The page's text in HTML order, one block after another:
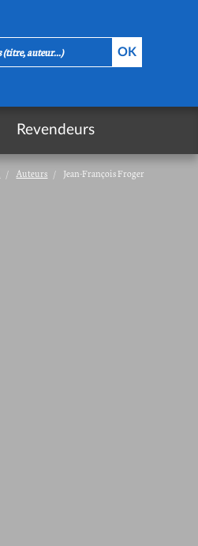
Auteurs Jean-François Froger
Revendeurs